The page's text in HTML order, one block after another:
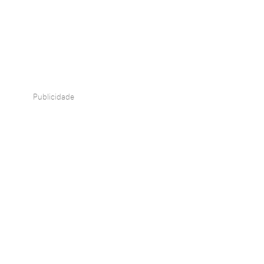
Publicidade